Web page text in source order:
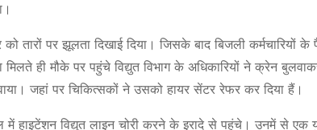
तारों पर झूलता दिखाई दिया। जिसके बाद बिजली कर्मचारियों के
ही मौके पर पहुंचे विद्युत विभाग के अधिकारियों ने क्रेन
जहां पर चिकित्सकों ने उसको हायर सेंटर रेफर कर दिया हैं।
में हाइटेंशन विद्युत लाइन चोरी करने के इरादे से पहुंचे। उनमें से एक